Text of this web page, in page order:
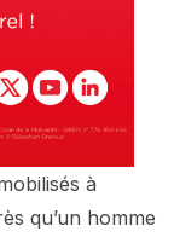
à
qu’un homme